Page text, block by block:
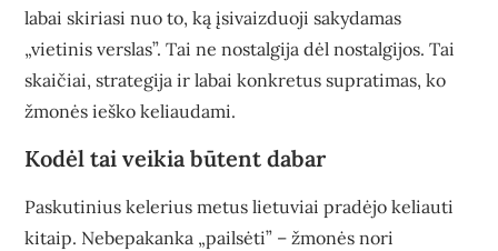
labai skiriasi nuo to, ką įsivaizduoji sakydamas
„vietinis verslas”. Tai ne nostalgija dėl nostalgijos. Tai
skaičiai, strategija ir labai konkretus supratimas, ko
žmonės ieško keliaudami.
Kodėl tai veikia būtent dabar
Paskutinius kelerius metus lietuviai pradėjo keliauti
kitaip. Nebepakanka „pailsėti” – žmonės nori